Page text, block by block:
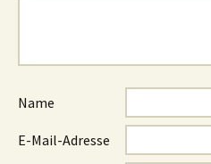
Name
E-Mail-Adresse